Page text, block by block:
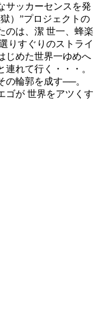
サッカーセンスを発
）”プロジェクトの
のは、潔 世一、蜂楽
りすぐりのストライ
じめた世界一ゆめへ
れて行く・・・。
の輪郭を成す──。
ゴが 世界をアツくす